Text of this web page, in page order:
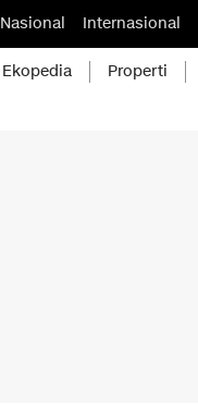
Nasional Internasional
Ekopedia Properti